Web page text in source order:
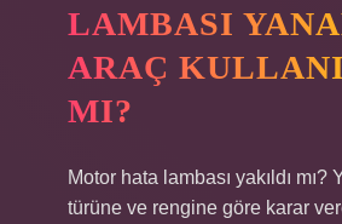
LAMBASI
ARAÇ
MI?
Motor hata lambası yakıldı mı?
türüne ve rengine göre karar